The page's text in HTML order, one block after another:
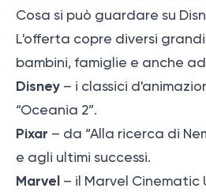
Cosa si può guardare su
L'offerta copre diversi
bambini, famiglie e anche
Disney – i classici
“Oceania 2”.
Pixar – da “Alla ricerca di
e agli ultimi successi.
Marvel – il Marvel Cinematic